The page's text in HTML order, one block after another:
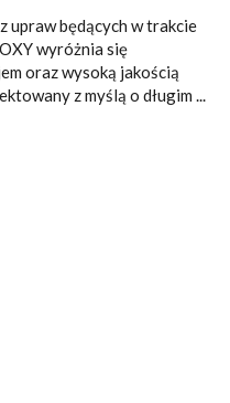
upraw będących w trakcie
wyróżnia się
oraz wysoką jakością
z myślą o długim ...